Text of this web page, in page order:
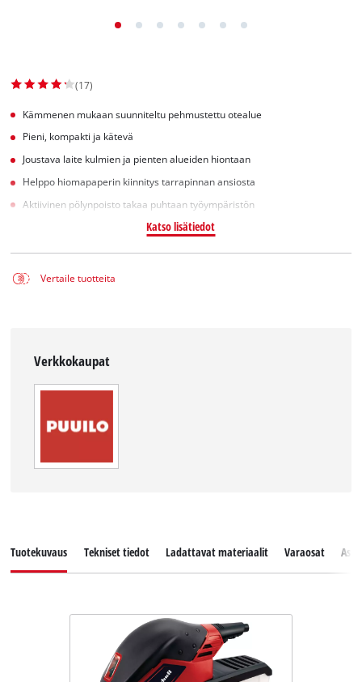
(17)
Kämmenen mukaan suunniteltu pehmustettu otealue
Pieni, kompakti ja kätevä
Joustava laite kulmien ja pienten alueiden hiontaan
Helppo hiomapaperin kiinnitys tarrapinnan ansiosta
Aktiivinen pölynpoisto takaa puhtaan työympäristön
Katso lisätiedot
Vertaile tuotteita
Verkkokaupat
Tuotekuvaus Tekniset tiedot Ladattavat materiaalit Varaosat